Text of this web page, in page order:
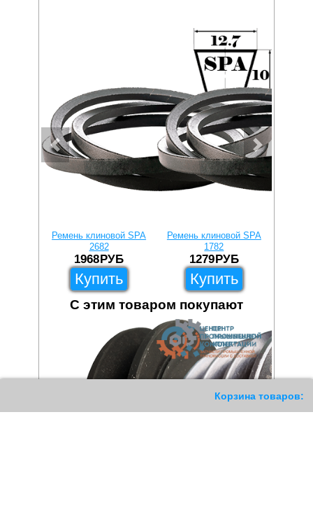
Корзина товаров:
Ремень клиновой SPA
2682
1968РУБ
Купить
Ремень клиновой SPA
1782
1279РУБ
Купить
С этим товаром покупают